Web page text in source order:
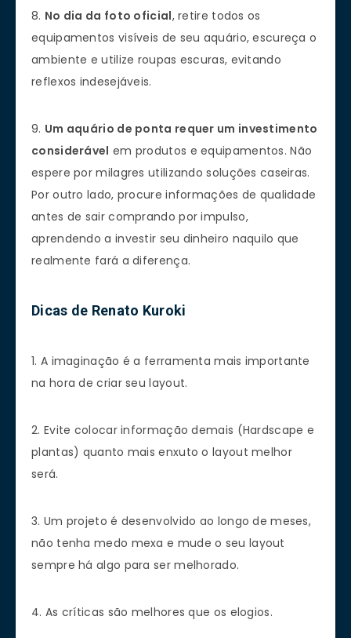
8. No dia da foto oficial, retire todos os
equipamentos visíveis de seu aquário, escureça o
ambiente e utilize roupas escuras, evitando
reflexos indesejáveis.
9. Um aquário de ponta requer um investimento
considerável em produtos e equipamentos. Não
espere por milagres utilizando soluções caseiras.
Por outro lado, procure informações de qualidade
antes de sair comprando por impulso,
aprendendo a investir seu dinheiro naquilo que
realmente fará a diferença.
Dicas de Renato Kuroki
1. A imaginação é a ferramenta mais importante
na hora de criar seu layout.
2. Evite colocar informação demais (Hardscape e
plantas) quanto mais enxuto o layout melhor
será.
3. Um projeto é desenvolvido ao longo de meses,
não tenha medo mexa e mude o seu layout
sempre há algo para ser melhorado.
4. As críticas são melhores que os elogios.